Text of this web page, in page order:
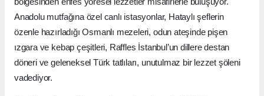
Anadolu mutfağına özel canlı istasyonlar, Hataylı şeflerin
özenle hazırladığı Osmanlı mezeleri, odun ateşinde pişen
ızgara ve kebap çeşitleri, Raffles İstanbul’un dillere destan
döneri ve geleneksel Türk tatlıları, unutulmaz bir lezzet şöleni
vadediyor.